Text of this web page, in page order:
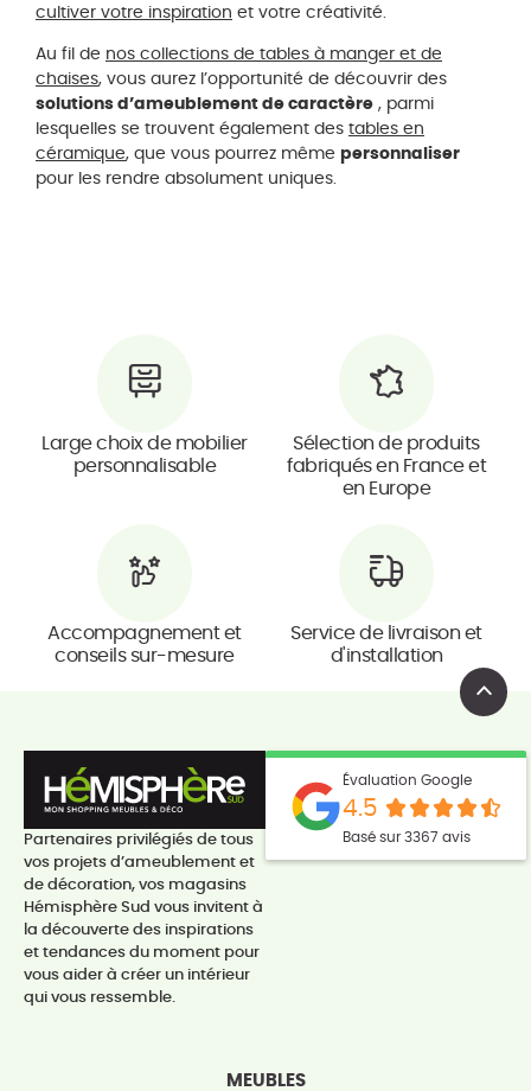
cultiver votre inspiration et votre créativité.
Au fil de nos collections de tables à manger et de
chaises, vous aurez l’opportunité de découvrir des
solutions d’ameublement de caractère , parmi
lesquelles se trouvent également des tables en
céramique, que vous pourrez même personnaliser
pour les rendre absolument uniques.
Large choix de mobilier
personnalisable
Sélection de produits
fabriqués en France et
en Europe
Accompagnement et
conseils sur-mesure
Service de livraison et
d'installation
Partenaires privilégiés de tous
vos projets d’ameublement et
de décoration, vos magasins
Hémisphère Sud vous invitent à
la découverte des inspirations
et tendances du moment pour
vous aider à créer un intérieur
qui vous ressemble.
Évaluation Google
4.5
Basé sur 3367 avis
MEUBLES